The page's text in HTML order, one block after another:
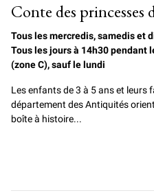
Conte des princesses
Tous les mercredis, samedis et
Tous les jours à 14h30 pendant
(zone C), sauf le lundi
Les enfants de 3 à 5 ans et leurs
département des Antiquités
boîte à histoire...